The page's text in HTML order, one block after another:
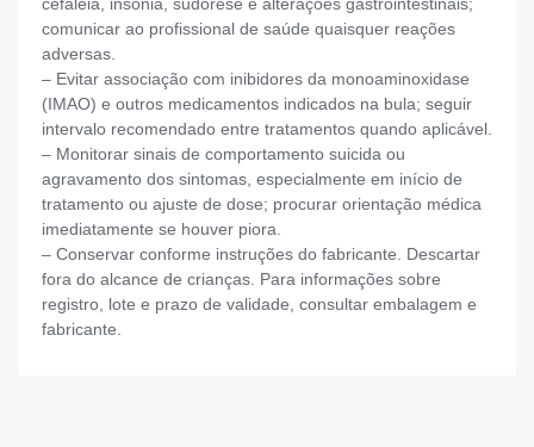
cefaleia, insônia, sudorese e alterações gastrointestinais;
comunicar ao profissional de saúde quaisquer reações
adversas.
– Evitar associação com inibidores da monoaminoxidase
(IMAO) e outros medicamentos indicados na bula; seguir
intervalo recomendado entre tratamentos quando aplicável.
– Monitorar sinais de comportamento suicida ou
agravamento dos sintomas, especialmente em início de
tratamento ou ajuste de dose; procurar orientação médica
imediatamente se houver piora.
– Conservar conforme instruções do fabricante. Descartar
fora do alcance de crianças. Para informações sobre
registro, lote e prazo de validade, consultar embalagem e
fabricante.